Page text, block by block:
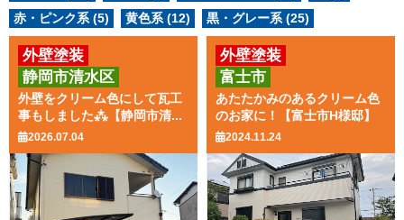
赤・ピンク系 (5)
黄色系 (12) 黒・グレー系 (25)
外壁をクリーム色にして瓦工
事もしました⁂【静岡市清...
2026.07.04
外壁塗装
屋根葺き替え工事
静岡市清水区
あたたかみのあるクリーム色
のお家に！【富士市H様邸】
2024.11.24
外壁塗装
屋根葺き替え工事
富士市